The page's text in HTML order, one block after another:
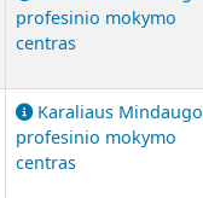
profesinio mokymo
centras
Karaliaus Mindaugo
profesinio mokymo
centras